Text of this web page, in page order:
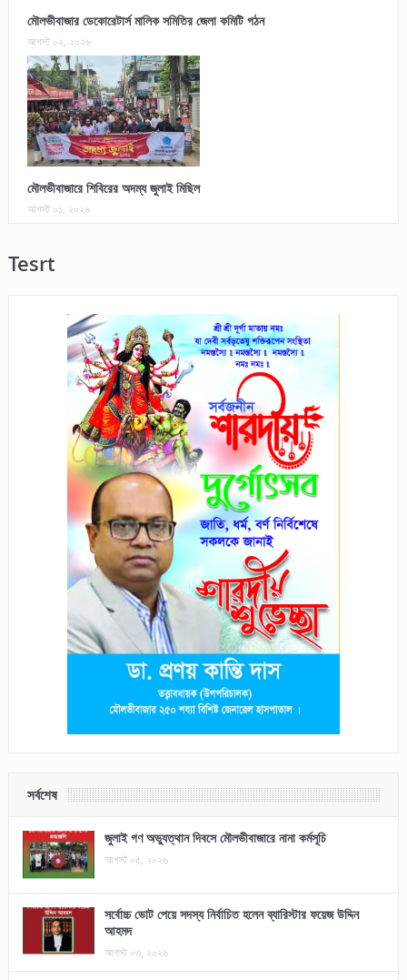
মৌলভীবাজার ডেকোরেটার্স মালিক সমিতির জেলা কমিটি গঠন
আগস্ট ০২, ২০২৬
মৌলভীবাজারে শিবিরের অদম্য জুলাই মিছিল
আগস্ট ০১, ২০২৬
Tesrt
সর্বশেষ
জুলাই গণ অভ্যুত্থান দিবসে মৌলভীবাজারে নানা কর্মসূচি
আগস্ট ০৫, ২০২৬
সর্বোচ্চ ভোট পেয়ে সদস্য নির্বাচিত হলেন ব্যারিস্টার ফয়েজ উদ্দিন
আহমদ
আগস্ট ০৩, ২০২৬